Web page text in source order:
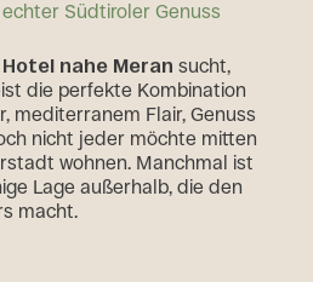
Südtiroler Genuss
Hotel nahe Meran sucht,
die perfekte Kombination
mediterranem Flair, Genuss
nicht jeder möchte mitten
wohnen. Manchmal ist
Lage außerhalb, die den
macht.